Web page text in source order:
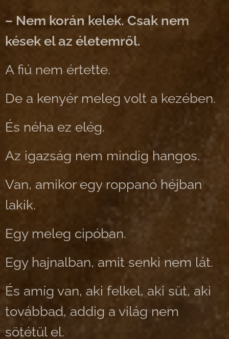
– Nem korán kelek. Csak nem
kések el az életemről.
A fiú nem értette.
De a kenyér meleg volt a kezében.
És néha ez elég.
Az igazság nem mindig hangos.
Van, amikor egy roppanó héjban
lakik.
Egy meleg cipóban.
Egy hajnalban, amit senki nem lát.
És amíg van, aki felkel, aki süt, aki
továbbad, addig a világ nem
sötétül el.